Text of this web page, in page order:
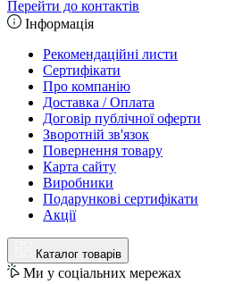
Перейти до контактів
Інформація
Рекомендаційні листи
Сертифікати
Про компанію
Доставка / Оплата
Договір публічної оферти
Зворотній зв'язок
Повернення товару
Карта сайту
Виробники
Подарункові сертифікати
Акції
Каталог товарів
Ми у соціальних мережах